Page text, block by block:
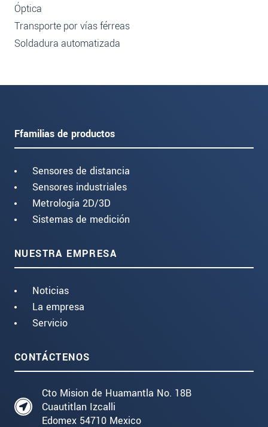
Óptica
Transporte por vías férreas
Soldadura automatizada
Ffamilias de productos
Sensores de distancia
Sensores industriales
Metrología 2D/3D
Sistemas de medición
NUESTRA EMPRESA
Noticias
La empresa
Servicio
CONTÁCTENOS
Cto Mision de Huamantla No. 18B
Cuautitlan Izcalli
Edomex 54710 Mexico